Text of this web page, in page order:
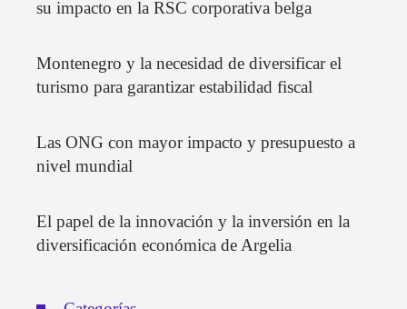
su impacto en la RSC corporativa belga
Montenegro y la necesidad de diversificar el
turismo para garantizar estabilidad fiscal
Las ONG con mayor impacto y presupuesto a
nivel mundial
El papel de la innovación y la inversión en la
diversificación económica de Argelia